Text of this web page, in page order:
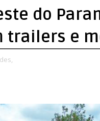
do
trailers e